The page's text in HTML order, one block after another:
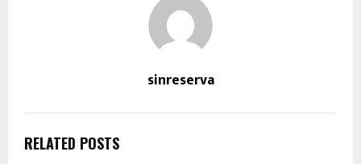
sinreserva
RELATED POSTS